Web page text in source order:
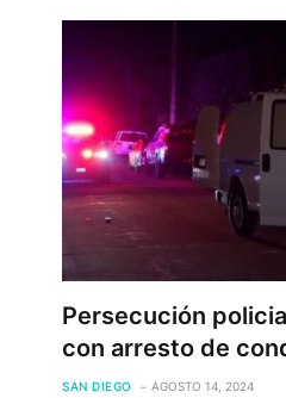
Persecución
con arresto de
SAN DIEGO AGOSTO 14, 2024